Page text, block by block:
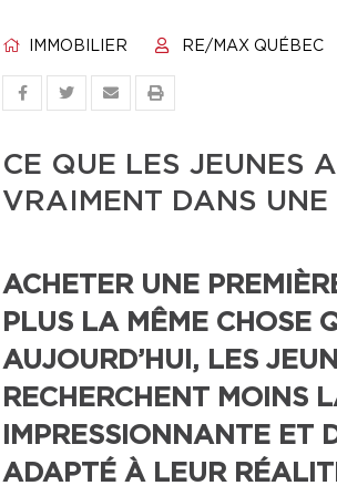
IMMOBILIER RE/MAX QUÉBEC
CE QUE LES JEUNES
VRAIMENT DANS UNE
ACHETER UNE
PLUS LA MÊME CHOSE
AUJOURD’HUI, LES
RECHERCHENT MOINS
IMPRESSIONNANTE ET
ADAPTÉ À LEUR